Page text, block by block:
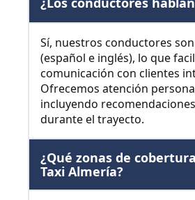
Sí, nuestros conductores
(español e inglés), lo que
comunicación con clientes
Ofrecemos atención
incluyendo
durante el trayecto.
¿Qué zonas de
Taxi Almería?